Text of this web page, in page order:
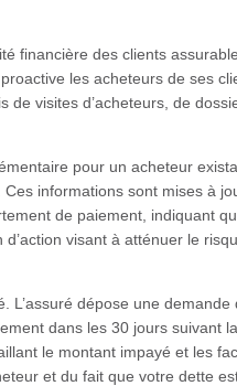
financière des clients
les acheteurs de ses
visites d’acheteurs, de
pour un acheteur
informations sont mises à
de paiement, indiquant
visant à atténuer le
dépose une
dans les 30 jours suivant
le montant impayé et les
et du fait que votre dette